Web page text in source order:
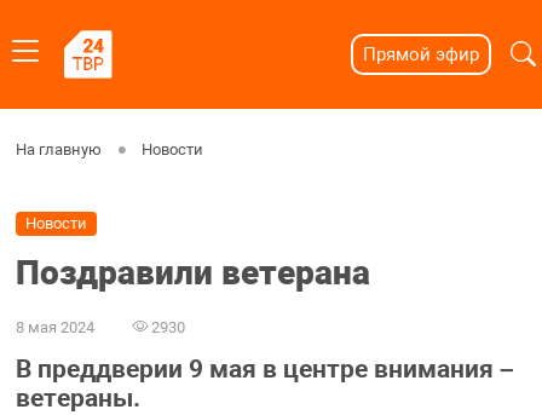
Прямой эфир
На главную Новости
Новости
Поздравили ветерана
8 мая 2024 2930
В преддверии 9 мая в центре внимания –
ветераны.